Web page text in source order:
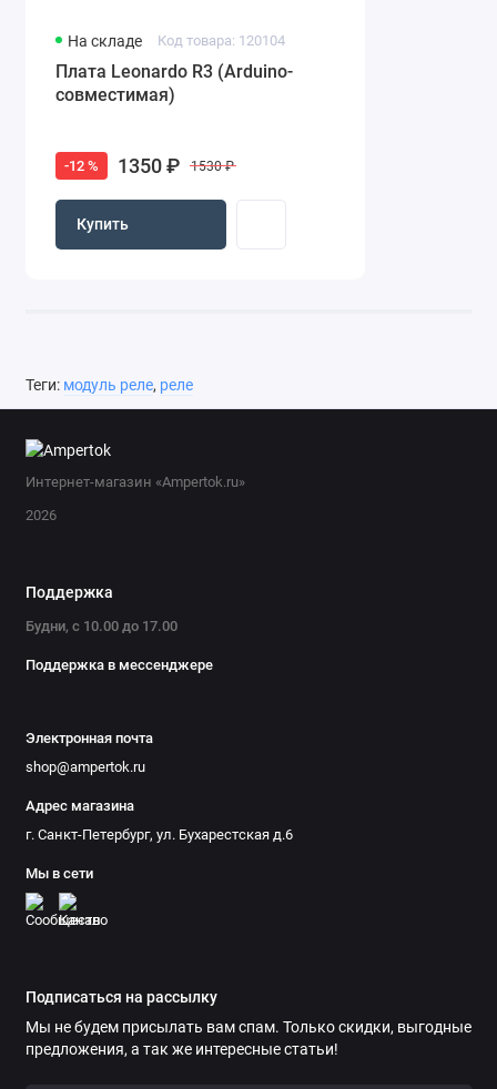
На складе Код товара: 120104
Плата Leonardo R3 (Arduino-
совместимая)
-12 % 1350 ₽ 1530 ₽
Купить
Теги: модуль реле, реле
Интернет-магазин «Ampertok.ru»
2026
Поддержка
Будни, с 10.00 до 17.00
Поддержка в мессенджере
Электронная почта
shop@ampertok.ru
Адрес магазина
г. Санкт-Петербург, ул. Бухарестская д.6
Мы в сети
Подписаться на рассылку
Мы не будем присылать вам спам. Только скидки, выгодные
предложения, а так же интересные статьи!